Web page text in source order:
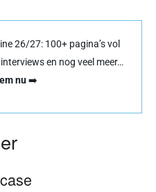
26/27: 100+ pagina’s vol
en nog veel meer…
nu➡️